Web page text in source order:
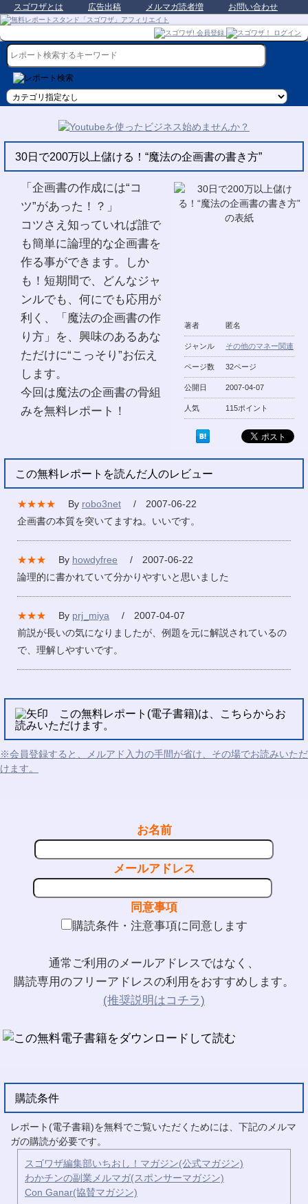
スゴワザとは 広告出稿 メルマガ読者増 お問い合わせ
30日で200万以上儲ける！“魔法の企画書の書き方”
著者 匿名
ジャンル その他のマネー関連
ページ数 32ページ
公開日 2007-04-07
人気 115ポイント
「企画書の作成には“コ
ツ”があった！？」
コツさえ知っていれば誰で
も簡単に論理的な企画書を
作る事ができます。しか
も！短期間で、どんなジャ
ンルでも、何にでも応用が
利く、「魔法の企画書の作
り方」を、興味のあるあな
ただけに“こっそり”お伝え
します。
今回は魔法の企画書の骨組
みを無料レポート！
この無料レポートを読んだ人のレビュー
★★★★ By robo3net
/ 2007-06-22
企画書の本質を突いてますね。いいです。
★★★ By howdyfree
/ 2007-06-22
論理的に書かれていて分かりやすいと思いました
★★★ By prj_miya
/ 2007-04-07
前説が長いの気になりましたが、例題を元に解説されているの
で、理解しやすいです。
この無料レポート(電子書籍)は、こちらからお
読みいただけます。
※会員登録すると、メルアド入力の手間が省け、その場でお読みいただ
けます。
お名前
メールアドレス
同意事項
購読条件・注意事項に同意します
通常ご利用のメールアドレスではなく、
購読専用のフリーアドレスの利用をおすすめします。
(推奨説明はコチラ)
購読条件
レポート(電子書籍)を無料でご覧いただくためには、下記のメルマ
ガの購読が必要です。
スゴワザ編集部いちおし！マガジン(公式マガジン)
わかチンの副業メルマガ(スポンサーマガジン)
Con Ganar(協賛マガジン)